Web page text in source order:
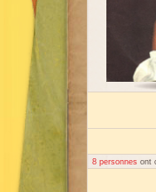
8 personnes ont